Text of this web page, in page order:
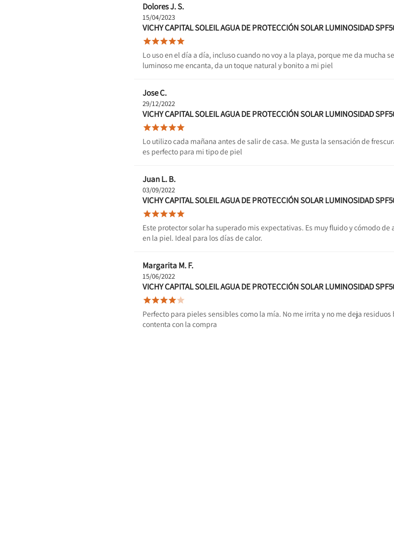
Dolores J. S.
15/04/2023
VICHY CAPITAL SOLEIL AGUA DE PROTECCIÓN SOLAR LUMINOSIDAD

Lo uso en el día a día, incluso cuando no voy a la playa, porque me da mucha
luminoso me encanta, da un toque natural y bonito a mi piel
Jose C.
29/12/2022
VICHY CAPITAL SOLEIL AGUA DE PROTECCIÓN SOLAR LUMINOSIDAD

Lo utilizo cada mañana antes de salir de casa. Me gusta la sensación de
es perfecto para mi tipo de piel
Juan L. B.
03/09/2022
VICHY CAPITAL SOLEIL AGUA DE PROTECCIÓN SOLAR LUMINOSIDAD

Este protector solar ha superado mis expectativas. Es muy fluido y cómodo de
en la piel. Ideal para los días de calor.
Margarita M. F.
15/06/2022
VICHY CAPITAL SOLEIL AGUA DE PROTECCIÓN SOLAR LUMINOSIDAD

Perfecto para pieles sensibles como la mía. No me irrita y no me deja residuos
contenta con la compra